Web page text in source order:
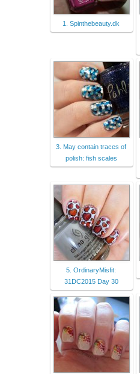
1. Spinthebeauty.dk
3. May contain traces of
polish: fish scales
5. OrdinaryMisfit:
31DC2015 Day 30